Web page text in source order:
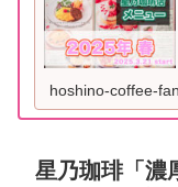
hoshino-coffee-
星乃珈琲「濃